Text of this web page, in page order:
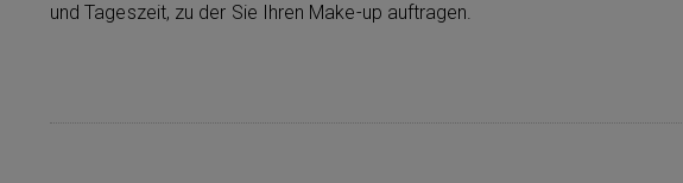
und Tageszeit, zu der Sie Ihren Make-up auftragen.